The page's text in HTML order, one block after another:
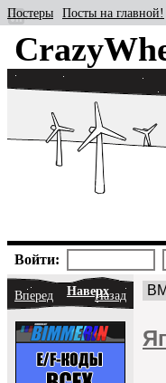
Постеры Посты на главной!
Войти:
Вперед НаверхНазад